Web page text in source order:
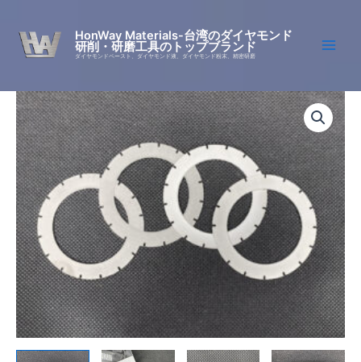
content
HonWay Materials-台湾のダイヤモンド
研削・研磨工具のトップブランド
ダイヤモンドペースト、ダイヤモンド液、ダイヤモンド粉末、精密研磨